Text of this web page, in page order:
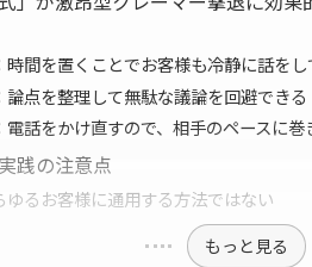
時間を置くことでお客様も冷静に話をし
論点を整理して無駄な議論を回避できる
電話をかけ直すので、相手のペースに
践の注意点
ゆるお客様に通用する方法ではない
もっと見る